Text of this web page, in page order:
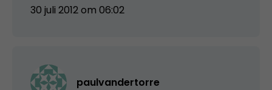
30 juli 2012 om 06:02
paulvandertorre